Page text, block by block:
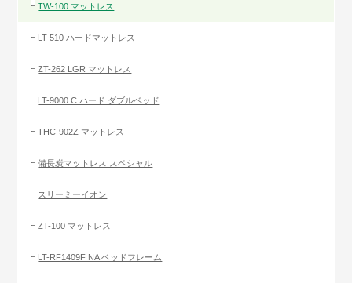
TW-100 マットレス
LT-510 ハードマットレス
ZT-262 LGR マットレス
LT-9000 C ハード ダブルベッド
THC-902Z マットレス
備長炭マットレス スペシャル
スリーミーイオン
ZT-100 マットレス
LT-RF1409F NA ベッドフレーム